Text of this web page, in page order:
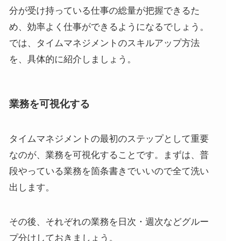
分が受け持っている仕事の総量が把握できるた
め、効率よく仕事ができるようになるでしょう。
では、タイムマネジメントのスキルアップ方法
を、具体的に紹介しましょう。
業務を可視化する
タイムマネジメントの最初のステップとして重要
なのが、業務を可視化することです。まずは、普
段やっている業務を箇条書きでいいので全て洗い
出します。
その後、それぞれの業務を日次・週次などグルー
プ分けしておきましょう。